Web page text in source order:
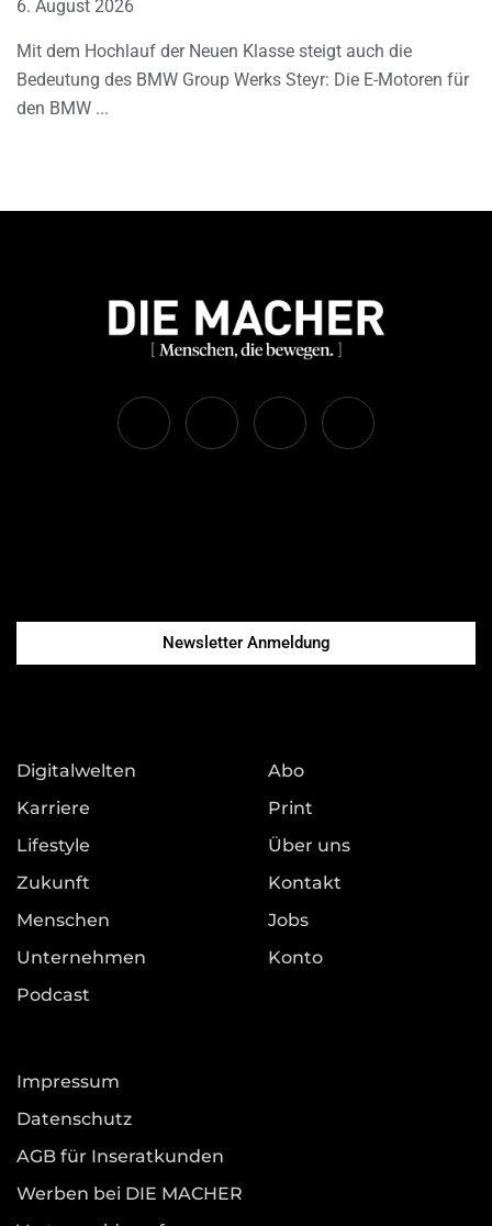
6. August 2026
Mit dem Hochlauf der Neuen Klasse steigt auch die
Bedeutung des BMW Group Werks Steyr: Die E-Motoren für
den BMW
Newsletter Anmeldung
Digitalwelten
Karriere
Lifestyle
Zukunft
Menschen
Unternehmen
Podcast
Abo
Print
Über uns
Kontakt
Jobs
Konto
Impressum
Datenschutz
AGB für Inseratkunden
Werben bei DIE MACHER